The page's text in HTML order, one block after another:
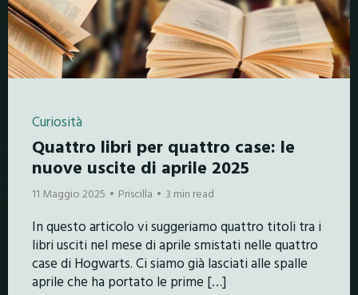
Curiosità
Quattro libri per quattro case: le
nuove uscite di aprile 2025
11 Maggio 2025 Priscilla 3 min read
In questo articolo vi suggeriamo quattro titoli tra i
libri usciti nel mese di aprile smistati nelle quattro
case di Hogwarts. Ci siamo già lasciati alle spalle
aprile che ha portato le prime […]